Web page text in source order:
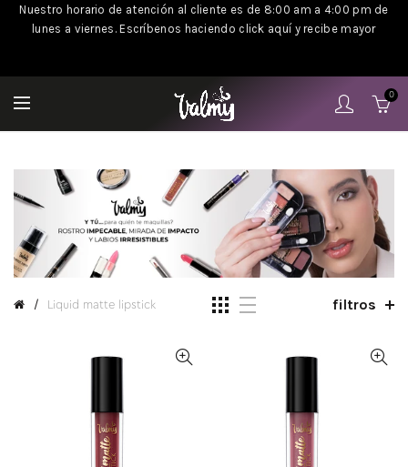
Nuestro horario de atención al cliente es de 8:00 am a 4:00 pm de
lunes a viernes. Escríbenos haciendo click aquí y recibe mayor
0
Liquid matte lipstick filtros